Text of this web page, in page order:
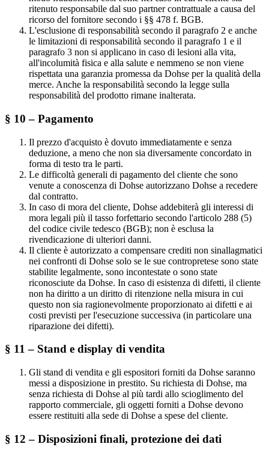
ritenuto responsabile dal suo partner contrattuale a causa del
ricorso del fornitore secondo i §§ 478 f. BGB.
L'esclusione di responsabilità secondo il paragrafo 2 e anche
le limitazioni di responsabilità secondo il paragrafo 1 e il
paragrafo 3 non si applicano in caso di lesioni alla vita,
all'incolumità fisica e alla salute e nemmeno se non viene
rispettata una garanzia promessa da Dohse per la qualità della
merce. Anche la responsabilità secondo la legge sulla
responsabilità del prodotto rimane inalterata.
§ 10 – Pagamento
Il prezzo d'acquisto è dovuto immediatamente e senza
deduzione, a meno che non sia diversamente concordato in
forma di testo tra le parti.
Le difficoltà generali di pagamento del cliente che sono
venute a conoscenza di Dohse autorizzano Dohse a recedere
dal contratto.
In caso di mora del cliente, Dohse addebiterà gli interessi di
mora legali più il tasso forfettario secondo l'articolo 288 (5)
del codice civile tedesco (BGB); non è esclusa la
rivendicazione di ulteriori danni.
Il cliente è autorizzato a compensare crediti non sinallagmatici
nei confronti di Dohse solo se le sue contropretese sono state
stabilite legalmente, sono incontestate o sono state
riconosciute da Dohse. In caso di esistenza di difetti, il cliente
non ha diritto a un diritto di ritenzione nella misura in cui
questo non sia ragionevolmente proporzionato ai difetti e ai
costi previsti per l'esecuzione successiva (in particolare una
riparazione dei difetti).
§ 11 – Stand e display di vendita
Gli stand di vendita e gli espositori forniti da Dohse saranno
messi a disposizione in prestito. Su richiesta di Dohse, ma
senza richiesta di Dohse al più tardi allo scioglimento del
rapporto commerciale, gli oggetti forniti a Dohse devono
essere restituiti alla sede di Dohse a spese del cliente.
§ 12 – Disposizioni finali, protezione dei dati